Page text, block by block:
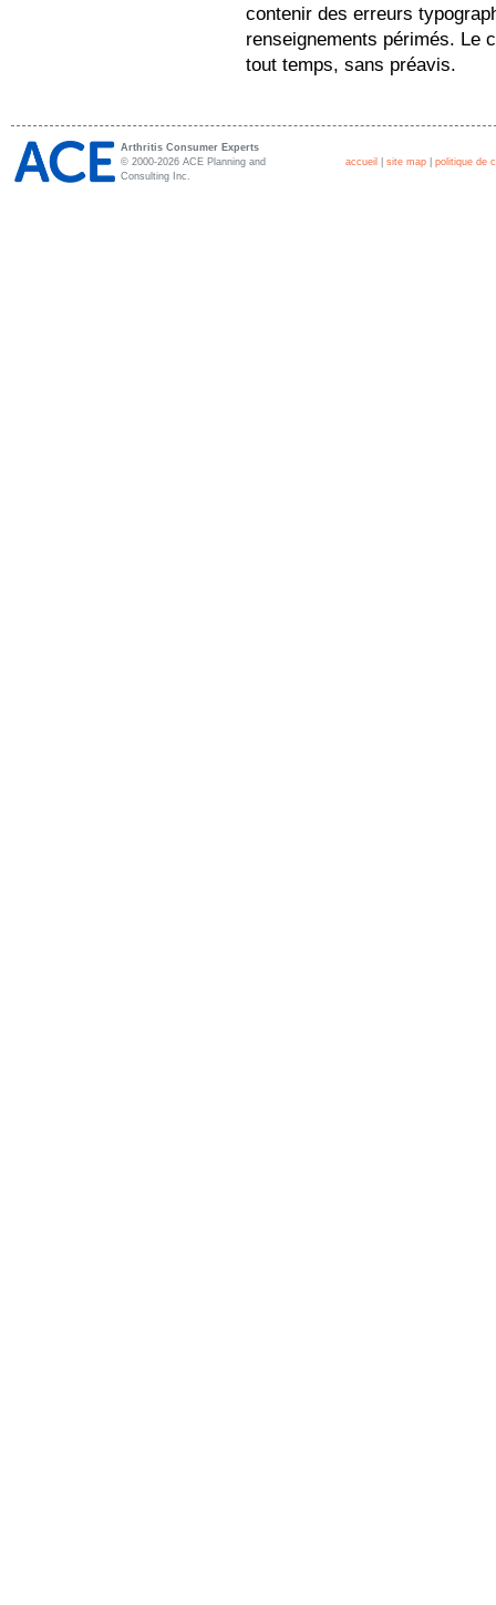
contenir des erreurs
renseignements périmés. Le
tout temps, sans préavis.
Arthritis Consumer Experts
© 2000-2026 ACE Planning and
Consulting Inc.
accueil site map politique de